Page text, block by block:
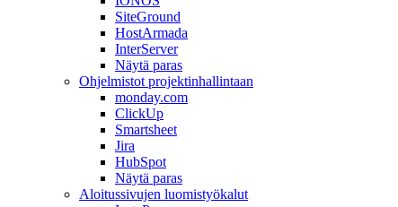
SiteGround
HostArmada
InterServer
Näytä paras
Ohjelmistot projektinhallintaan
monday.com
ClickUp
Smartsheet
Jira
HubSpot
Näytä paras
Aloitussivujen luomistyökalut